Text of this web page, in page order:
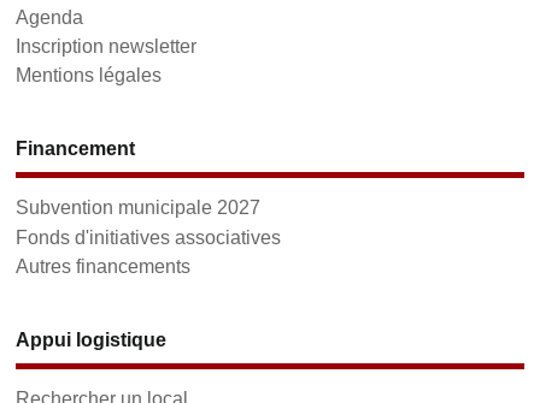
Agenda
Inscription newsletter
Mentions légales
Financement
Subvention municipale 2027
Fonds d'initiatives associatives
Autres financements
Appui logistique
Rechercher un local